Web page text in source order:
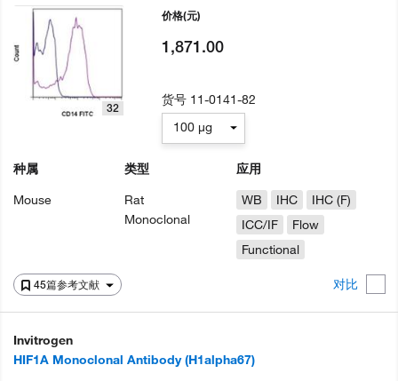
45篇参考文献 对比
32
种属
Mouse
类型
Rat
Monoclonal
应用
WB
IHC
IHC (F)
ICC/IF
Flow
Functional
价格(元)
1,871.00
货号 11-0141-82
100 µg
Invitrogen
HIF1A Monoclonal Antibody (H1alpha67)